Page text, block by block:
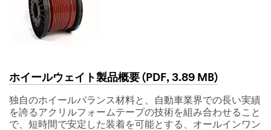
ホイールウェイト製品概要 (PDF, 3.89 MB)
独自のホイールバランス材料と、自動車業界での長い実績
を誇るアクリルフォームテープの技術を組み合わせること
で、短時間で安定した装着を可能とする、オールインワン